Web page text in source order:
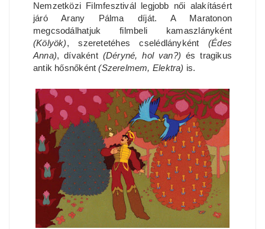
Nemzetközi Filmfesztivál legjobb női alakításért
járó Arany Pálma díját. A Maratonon
megcsodálhatjuk filmbeli kamaszlányként
(Kölyök), szeretetéhes cselédlányként (Édes
Anna), dívaként (Déryné, hol van?) és tragikus
antik hősnőként(Szerelmem, Elektra) is.